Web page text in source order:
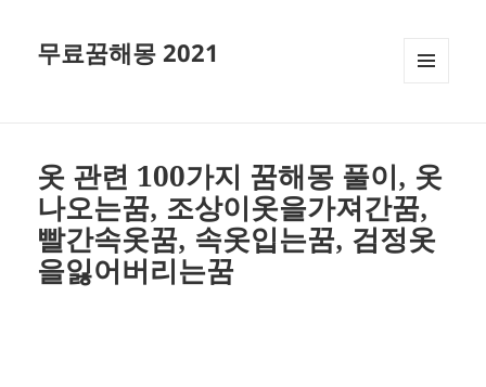
무료꿈해몽 2021
옷 관련 100가지 꿈해몽 풀이, 옷
나오는꿈, 조상이옷을가져간꿈,
빨간속옷꿈, 속옷입는꿈, 검정옷
을잃어버리는꿈